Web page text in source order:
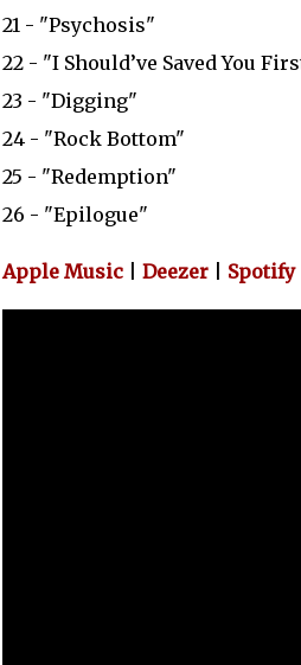
21 - "Psychosis"
22 - "I Should’ve Saved You
23 - "Digging"
24 - "Rock Bottom"
25 - "Redemption"
26 - "Epilogue"
Apple Music| Deezer| Spotify|